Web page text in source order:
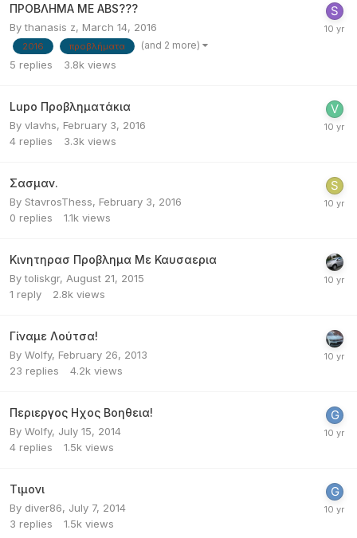
ΠΡΟΒΛΗΜΑ ΜΕ ABS???
Bythanasis z, March 14, 2016
2016 προβλήματα (and 2 more)
5 replies 3.8k views
Lupo Προβληματάκια
By vlavhs, February 3, 2016
4 replies 3.3k views
Σασμαν.
By StavrosThess, February 3, 2016
0 replies 1.1k views
Κινητηρασ Προβλημα Με Καυσαερια
Bytoliskgr, August 21, 2015
1 reply 2.8k views
Γίναμε Λούτσα!
By Wolfy, February 26, 2013
23 replies 4.2k views
Περιεργος Ηχος Βοηθεια!
By Wolfy, July 15, 2014
4 replies 1.5k views
Τιμονι
By diver86, July 7, 2014
3 replies 1.5k views